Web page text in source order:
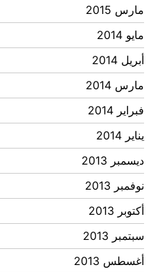
مارس 2015
مايو 2014
أبريل 2014
مارس 2014
فبراير 2014
يناير 2014
ديسمبر 2013
نوفمبر 2013
أكتوبر 2013
سبتمبر 2013
أغسطس 2013